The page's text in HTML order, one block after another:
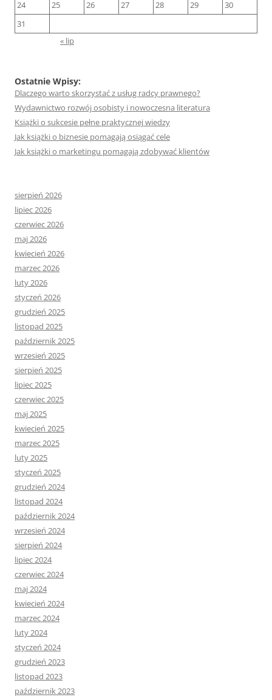
24
25 26 27 28 29
30
31
« lip
Ostatnie Wpisy:
Dlaczego warto skorzystać z usług radcy prawnego?
Wydawnictwo rozwój osobisty i nowoczesna literatura
Książki o sukcesie pełne praktycznej wiedzy
Jak książki o biznesie pomagają osiągać cele
Jak książki o marketingu pomagają zdobywać klientów
sierpień 2026
lipiec 2026
czerwiec 2026
maj 2026
kwiecień 2026
marzec 2026
luty 2026
styczeń 2026
grudzień 2025
listopad 2025
październik 2025
wrzesień 2025
sierpień 2025
lipiec 2025
czerwiec 2025
maj 2025
kwiecień 2025
marzec 2025
luty 2025
styczeń 2025
grudzień 2024
listopad 2024
październik 2024
wrzesień 2024
sierpień 2024
lipiec 2024
czerwiec 2024
maj 2024
kwiecień 2024
marzec 2024
luty 2024
styczeń 2024
grudzień 2023
listopad 2023
październik 2023